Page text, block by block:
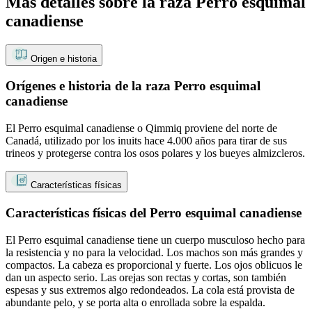
canadiense
Origen e historia
Orígenes e historia de la raza Perro esquimal
canadiense
El Perro esquimal canadiense o Qimmiq proviene del norte de
Canadá, utilizado por los inuits hace 4.000 años para tirar de sus
trineos y protegerse contra los osos polares y los bueyes almizcleros.
Características físicas
Características físicas del Perro esquimal canadiense
El Perro esquimal canadiense tiene un cuerpo musculoso hecho para
la resistencia y no para la velocidad. Los machos son más grandes y
compactos. La cabeza es proporcional y fuerte. Los ojos oblicuos le
dan un aspecto serio. Las orejas son rectas y cortas, son también
espesas y sus extremos algo redondeados. La cola está provista de
abundante pelo, y se porta alta o enrollada sobre la espalda.